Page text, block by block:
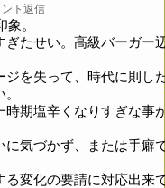
ト返信
。
ぎたせい。高級バーガー
を失って、時代に則し
時期塩辛くなりすぎな事
に気づかず、または手癖
る変化の要請に対応出来